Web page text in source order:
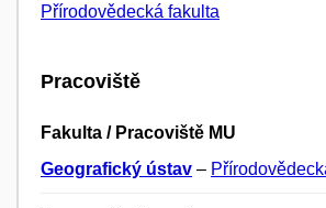
Přírodovědecká fakulta
Pracoviště
Fakulta / Pracoviště MU
Geografický ústav –